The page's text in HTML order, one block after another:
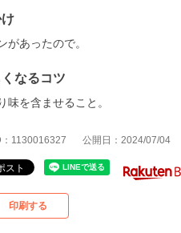
があったので。
なるコツ
味を含ませること。
：1130016327 公開日：2024/07/04
印刷する